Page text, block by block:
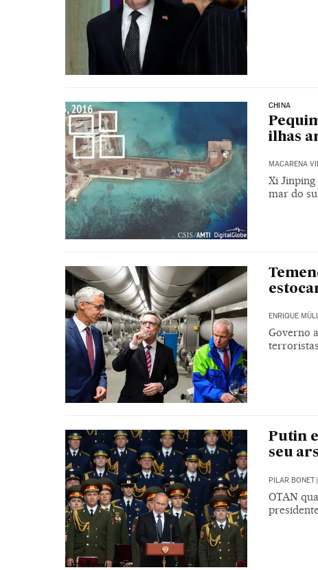
CHINA
ilhas
MACARENA
Xi Jinping
mar do
ENRIQUE
Governo
Putin
seu
PILAR BONET |
OTAN